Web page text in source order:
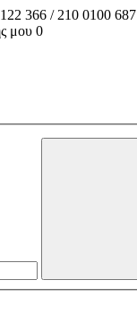
366 / 210 0100 687
μου 0